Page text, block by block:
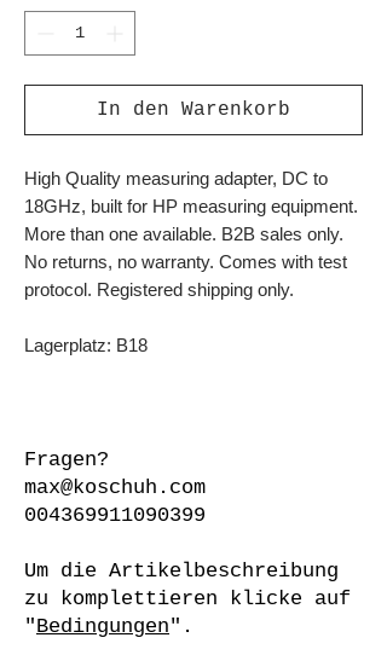
In den Warenkorb
High Quality measuring adapter, DC to
18GHz, built for HP measuring equipment.
More than one available. B2B sales only.
No returns, no warranty. Comes with test
protocol. Registered shipping only.
Lagerplatz: B18
Fragen?
max@koschuh.com
004369911090399
Um die Artikelbeschreibung
zu komplettieren klicke auf
"Bedingungen".